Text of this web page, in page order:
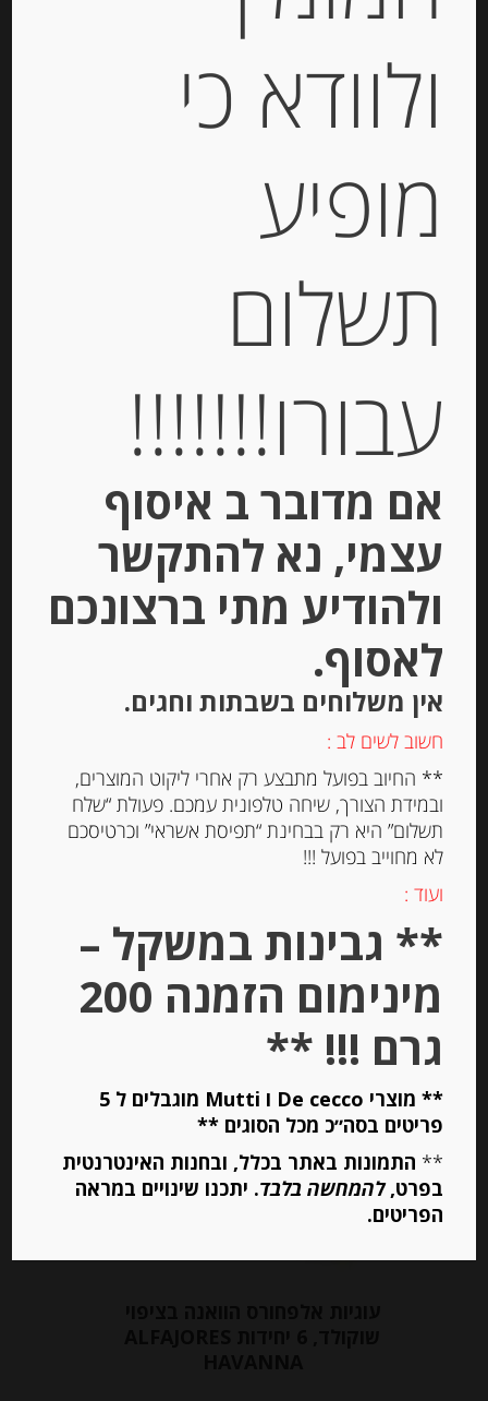
נוגט רך מסורתי משקדי מרקונה בציפוי
חלמוני ביצה מקורמלים
55.00
מחיר ל 100 מ"ל : 36.67 ש"ח
קרפ ברטון צרפתי בטעם קלאסי
Paysan Breton
-
₪41.00
מחיר ל 100 גרם: 11.09 ש"ח
מחיר ל 100 גרם: 11.09 ש"ח
יחידות
הוספה לסל
ולוודא כי
מופיע
תשלום
עבורו!!!!!!!
אם מדובר ב איסוף
עצמי, נא להתקשר
ולהודיע מתי ברצונכם
לאסוף.
אין משלוחים בשבתות וחגים.
חשוב לשים לב :
** החיוב בפועל מתבצע רק אחרי ליקוט המוצרים,
ובמידת הצורך, שיחה טלפונית עמכם. פעולת “שלח
תשלום” היא רק בבחינת “תפיסת אשראי” וכרטיסכם
לא מחוייב בפועל !!!
ועוד :
** גבינות במשקל –
מינימום הזמנה 200
גרם !!! **
** מוצרי De cecco ו Mutti מוגבלים ל 5
פריטים בסה״כ מכל הסוגים **
** התמונות באתר בכלל, ובחנות האינטרנטית
בפרט,להמחשה בלבד. יתכנו שינויים במראה
הפריטים.